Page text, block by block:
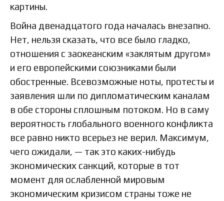
картины.
Война двенадцатого года началась внезапно.
Нет, нельзя сказать, что все было гладко,
отношения с заокеанским «заклятым другом»
и его европейскими союзниками были
обостренные. Всевозможные ноты, протесты и
заявления шли по дипломатическим каналам
в обе стороны сплошным потоком. Но в саму
вероятность глобального военного конфликта
все равно никто всерьез не верил. Максимум,
чего ожидали, — так это каких-нибудь
экономических санкций, которые в тот
момент для ослабленной мировым
экономическим кризисом страны тоже не